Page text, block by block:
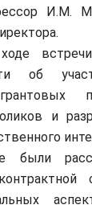
И.М.
об
и